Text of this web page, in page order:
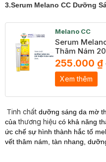
3.Serum Melano CC Dưỡng
Melano CC
Serum
Thâm Nám
255.000 ₫
Xem thêm
Tinh chất dưỡng sáng da mờ
củathương hiệu có khả năng
ức chế sự hình thành hắc tố
vết thâm nám, tàn nhang,